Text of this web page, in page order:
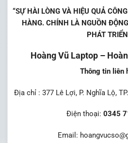
“SỰ HÀI LÒNG VÀ HIỆU QUẢ
HÀNG. CHÍNH LÀ NGUỒN
PHÁT
Hoàng Vũ Laptop –
Thông tin liên
Địa chỉ : 377 Lê Lợi, P. Nghĩa Lộ,
Điện thoại: 0345
Email: